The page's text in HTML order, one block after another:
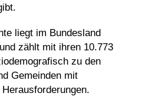
liegt im Bundesland
zählt mit ihren 10.773
zu den
Gemeinden mit